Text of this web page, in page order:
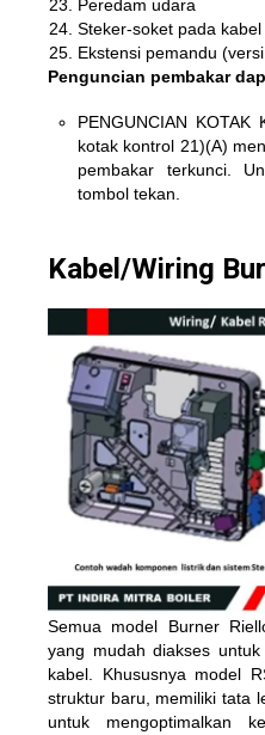
Peredam udara
Steker-soket pada
Ekstensi pemandu
Penguncian pembakar
PENGUNCIAN KOTAK
kotak kontrol 21)(A)
pembakar terkunci.
tombol tekan.
Kabel/Wiring
Semua model Burner
yang mudah diakses
kabel. Khususnya model
struktur baru, memiliki tata
untuk mengoptimalkan